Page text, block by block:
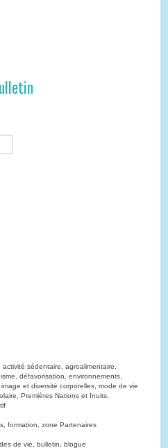
sédentaire, agroalimentaire,
défavorisation, environnements,
et diversité corporelles, mode de vie
Premières Nations et Inuits,
formation, zone Partenaires
de vie, bulletin, blogue